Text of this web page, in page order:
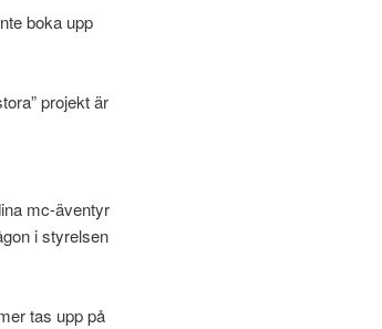
boka upp
projekt är
mc-äventyr
i styrelsen
tas upp på